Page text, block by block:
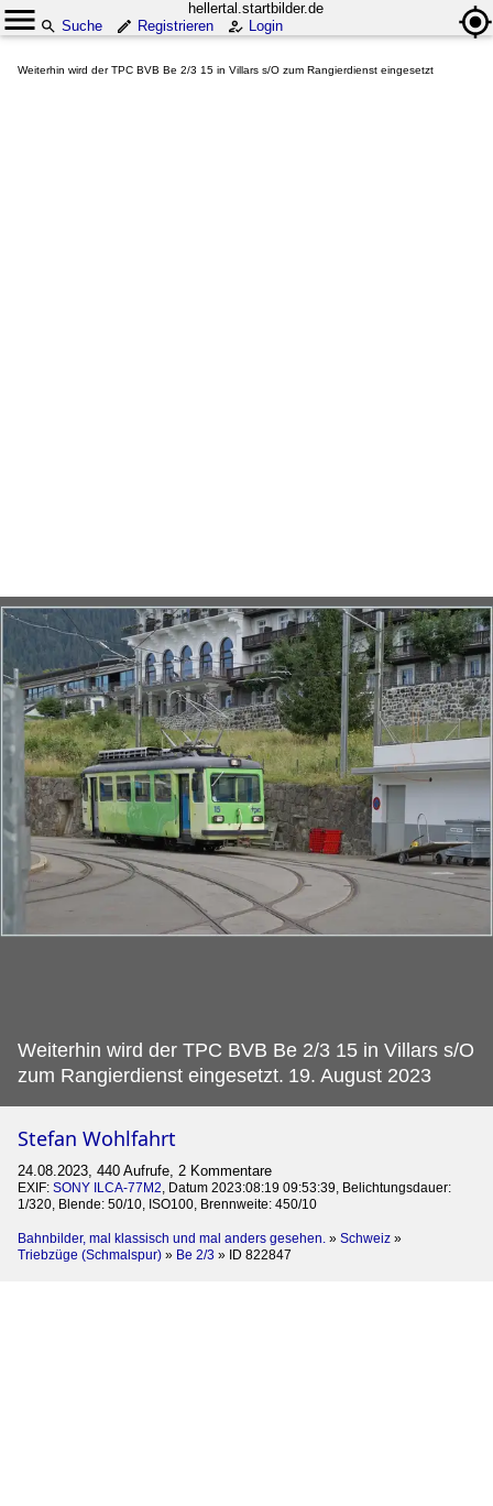
hellertal.startbilder.de
Suche
Registrieren Login
Weiterhin wird der TPC BVB Be 2/3 15 in Villars s/O zum Rangierdienst eingesetzt
Weiterhin wird der TPC BVB Be 2/3 15 in Villars s/O
zum Rangierdienst eingesetzt. 19. August 2023
Stefan Wohlfahrt
24.08.2023, 440 Aufrufe, 2 Kommentare
EXIF: SONY ILCA-77M2, Datum 2023:08:19 09:53:39, Belichtungsdauer:
1/320, Blende: 50/10, ISO100, Brennweite: 450/10
Bahnbilder, mal klassisch und mal anders gesehen. » Schweiz »
Triebzüge (Schmalspur) » Be 2/3 » ID 822847